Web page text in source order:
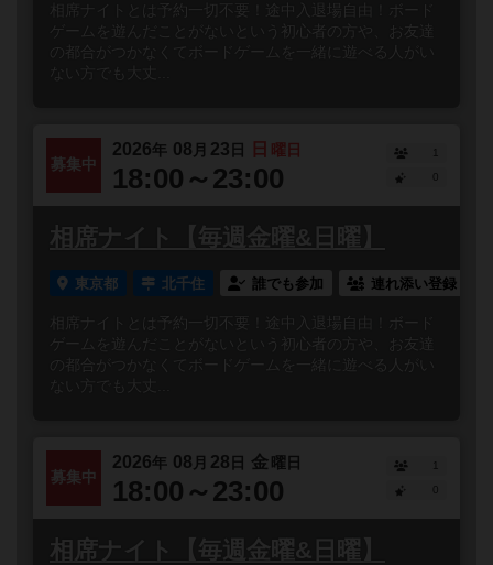
相席ナイトとは予約一切不要！途中入退場自由！ボード
ゲームを遊んだことがないという初心者の方や、お友達
の都合がつかなくてボードゲームを一緒に遊べる人がい
ない方でも大丈...
募集中
2026年 08 月 23 日 日 曜日
18:00～23:00
1
相席ナイト【毎週金曜&日曜】
東京都 北千住 誰でも参加 連れ添い登録
相席ナイトとは予約一切不要！途中入退場自由！ボード
ゲームを遊んだことがないという初心者の方や、お友達
の都合がつかなくてボードゲームを一緒に遊べる人がい
ない方でも大丈...
募集中
2026年 08 月 28 日 金曜日
18:00～23:00
1
相席ナイト【毎週金曜&日曜】